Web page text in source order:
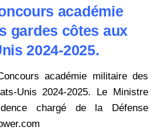
académie
gardes côtes aux
2024-2025.
académie militaire des
Unis 2024-2025. Le Ministre
chargé de la Défense